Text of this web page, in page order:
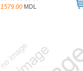
1579.00 MDL